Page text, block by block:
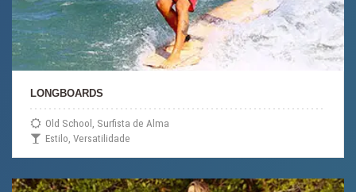
LONGBOARDS
Old School, Surfista de Alma
Estilo, Versatilidade